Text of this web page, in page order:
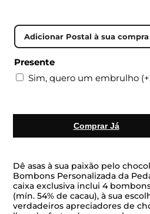
Presente
Sim, quero um embrulho (+
Comprar Já
Dê asas à sua paixão pelo
Bombons Personalizada da
caixa exclusiva inclui 4
(mín. 54% de cacau), à sua
verdadeiros apreciadores de